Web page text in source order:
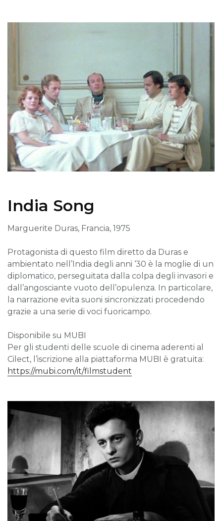
India Song
Marguerite Duras, Francia, 1975
Protagonista di questo film diretto da Duras e
ambientato nell’India degli anni ‘30 è la moglie di un
diplomatico, perseguitata dalla colpa degli invasori e
dall’angosciante vuoto dell’opulenza. In particolare,
la narrazione evita suoni sincronizzati procedendo
grazie a una serie di voci fuoricampo.
Disponibile su MUBI
Per gli studenti delle scuole di cinema aderenti al
Cilect, l’iscrizione alla piattaforma MUBI è gratuita:
https://mubi.com/it/filmstudent